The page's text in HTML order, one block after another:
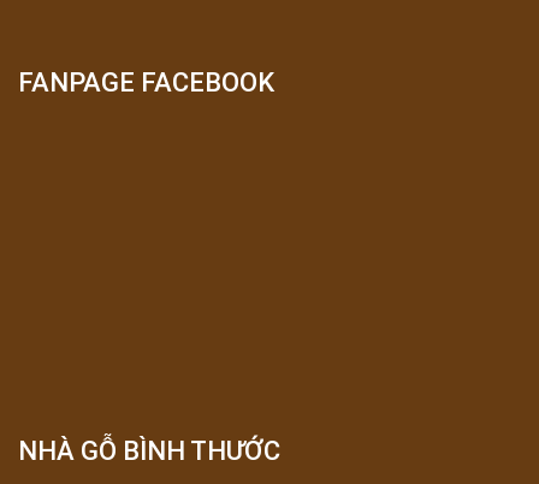
FANPAGE FACEBOOK
NHÀ GỖ BÌNH THƯỚC